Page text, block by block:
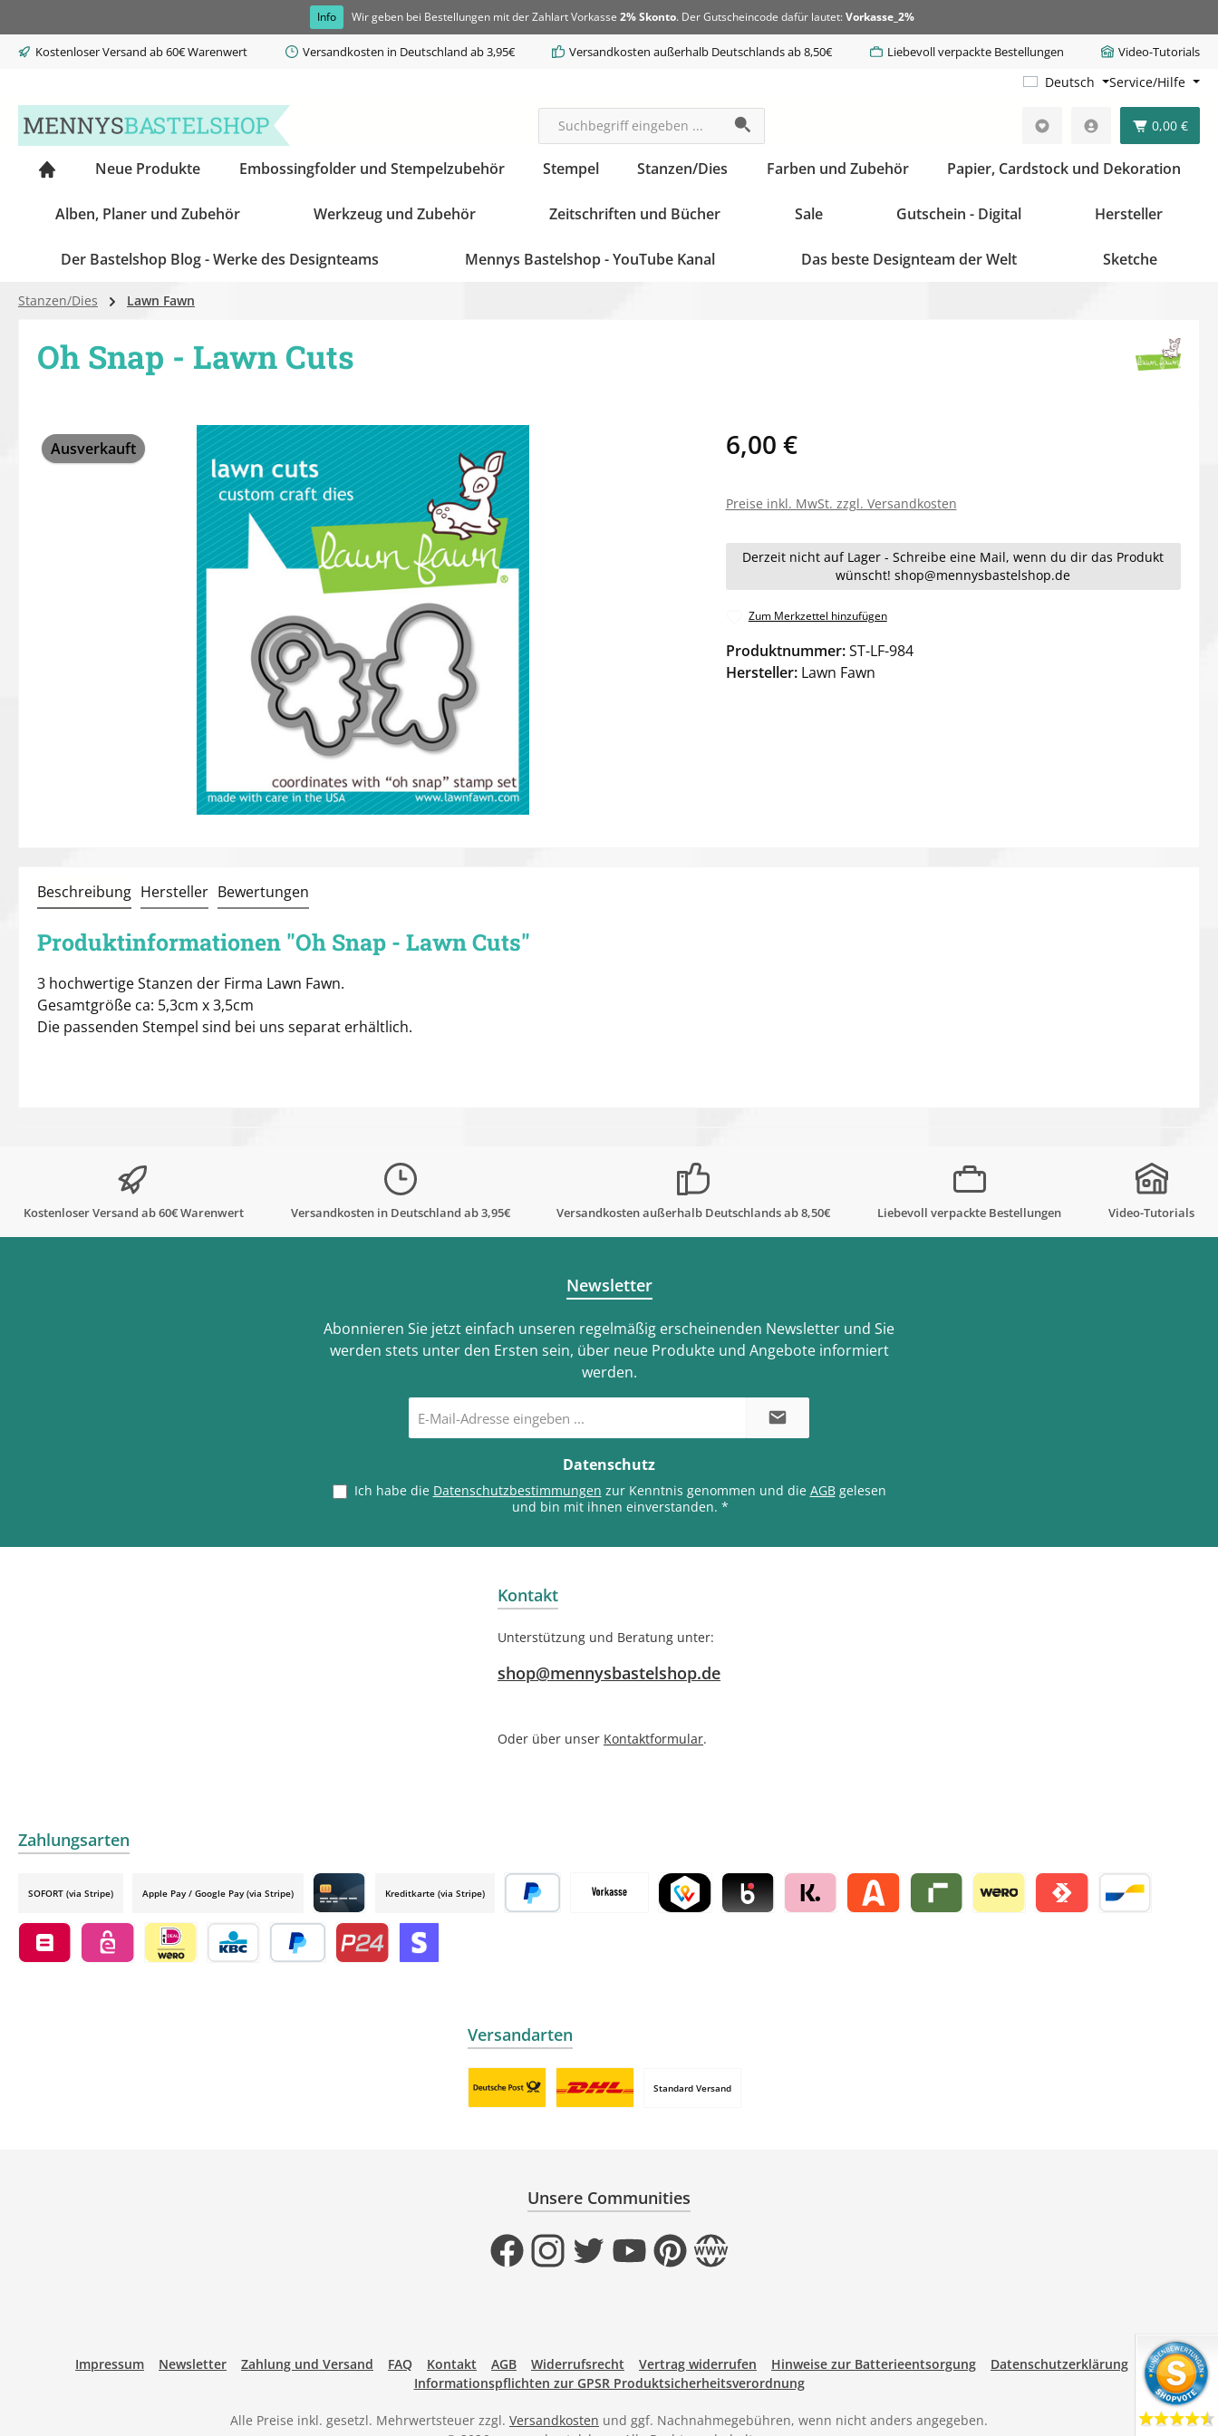
Info Wir geben bei Bestellungen mit der Zahlart Vorkasse 2% Skonto. Der Gutscheincode dafür lautet: Vorkasse_2%
Kostenloser Versand ab 60€ Warenwert Versandkosten in Deutschland ab 3,95€ Versandkosten außerhalb Deutschlands ab 8,50€ Liebevoll verpackte Bestellungen Video-Tutorials
Deutsch Service/Hilfe
0,00 €
Neue Produkte Embossingfolder und Stempelzubehör Stempel Stanzen/Dies Farben und Zubehör Papier, Cardstock und Dekoration
Alben, Planer und Zubehör Werkzeug und Zubehör Zeitschriften und Bücher Sale Gutschein - Digital Hersteller
Der Bastelshop Blog - Werke des Designteams Mennys Bastelshop - YouTube Kanal Das beste Designteam der Welt Sketche
Stanzen/Dies Lawn Fawn
Oh Snap - Lawn Cuts
Bildergalerie überspringen
Ausverkauft 6,00 €
Preise inkl. MwSt. zzgl. Versandkosten
Derzeit nicht auf Lager - Schreibe eine Mail, wenn du dir das Produkt
wünscht! shop@mennysbastelshop.de
Zum Merkzettel hinzufügen
Produktnummer:ST-LF-984
Hersteller: Lawn Fawn
Beschreibung Hersteller Bewertungen
Produktinformationen "Oh Snap - Lawn Cuts"
3 hochwertige Stanzen der Firma Lawn Fawn.
Gesamtgröße ca: 5,3cm x 3,5cm
Die passenden Stempel sind bei uns separat erhältlich.
Kostenloser Versand ab 60€ Warenwert Versandkosten in Deutschland ab 3,95€ Versandkosten außerhalb Deutschlands ab 8,50€ Liebevoll verpackte Bestellungen Video-Tutorials
Newsletter
Abonnieren Sie jetzt einfach unseren regelmäßig erscheinenden Newsletter und Sie
werden stets unter den Ersten sein, über neue Produkte und Angebote informiert
werden.
Mail-
Adresse
Datenschutz
Ich habe die Datenschutzbestimmungen zur Kenntnis genommen und die AGBgelesen
und bin mit ihnen einverstanden. *
Kontakt
Unterstützung und Beratung unter:
shop@mennysbastelshop.de
Oder über unser Kontaktformular.
Zahlungsarten
SOFORT (via Stripe) Apple Pay / Google Pay (via Stripe)
Credit card by mollie
Kreditkarte (via Stripe)
Versandarten
Standard Versand
Unsere Communities
FacebookInstagramTwitterYouTubePinterestWebsite
Impressum Newsletter Zahlung und Versand FAQ Kontakt AGB Widerrufsrecht Vertrag widerrufen Hinweise zur Batterieentsorgung
Datenschutzerklärung
Informationspflichten zur GPSR Produktsicherheitsverordnung
Alle Preise inkl. gesetzl. Mehrwertsteuer zzgl. Versandkosten und ggf. Nachnahmegebühren, wenn nicht anders angegeben.